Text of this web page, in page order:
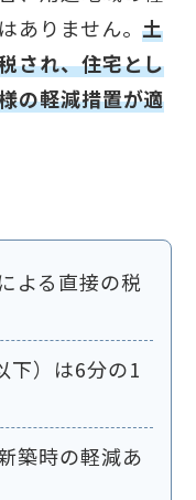
ありません。土
され、住宅とし
の軽減措置が適
よる直接の税
下）は6分の1
築時の軽減あ